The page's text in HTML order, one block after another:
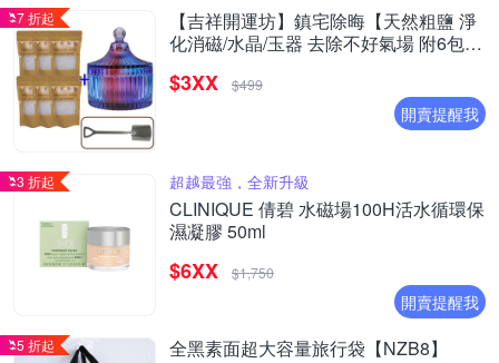
7 折起
【吉祥開運坊】鎮宅除晦【天然粗鹽 淨
化消磁/水晶/玉器 去除不好氣場 附6包海
$3XX $499
開賣提醒我
3 折起 超越最強，全新升級
CLINIQUE 倩碧 水磁場100H活水循環保
濕凝膠 50ml
$6XX $1,750
開賣提醒我
5 折起 全黑素面超大容量旅行袋【NZB8】